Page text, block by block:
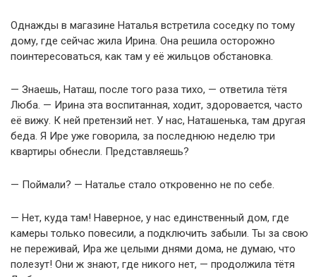
Однажды в магазине Наталья встретила соседку по тому
дому, где сейчас жила Ирина. Она решила осторожно
поинтересоваться, как там у её жильцов обстановка.
— Знаешь, Наташ, после того раза тихо, — ответила тётя
Люба. — Ирина эта воспитанная, ходит, здоровается, часто
её вижу. К ней претензий нет. У нас, Наташенька, там другая
беда. Я Ире уже говорила, за последнюю неделю три
квартиры обнесли. Представляешь?
— Поймали? — Наталье стало откровенно не по себе.
— Нет, куда там! Наверное, у нас единственный дом, где
камеры только повесили, а подключить забыли. Ты за свою
не переживай, Ира же целыми днями дома, не думаю, что
полезут! Они ж знают, где никого нет, — продолжила тётя